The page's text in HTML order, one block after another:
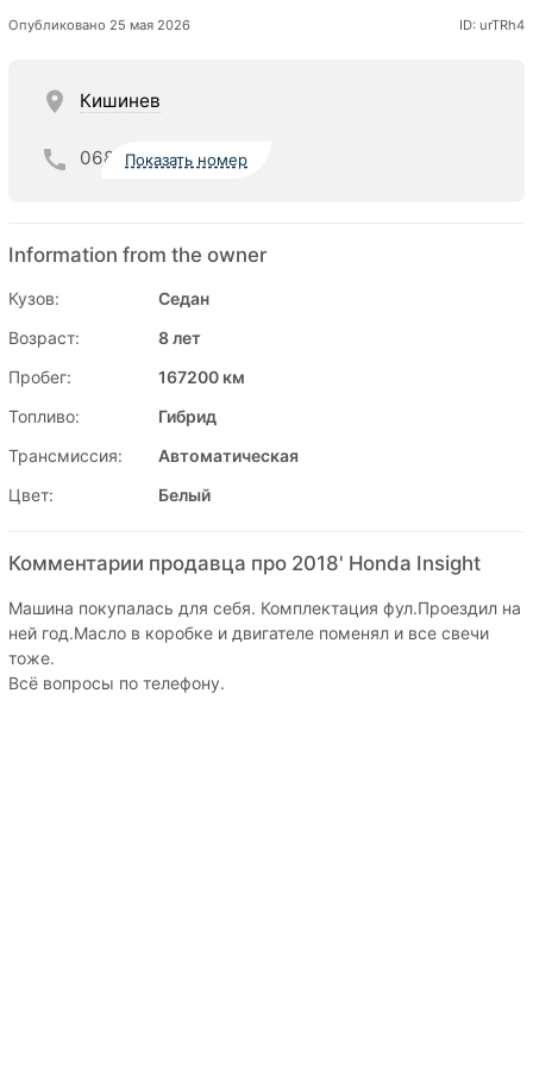
Опубликовано 25 мая 2026 ID: urTRh4
Кишинев
068 Показать номер
Information from the owner
Кузов:
Седан
Возраст:
8 лет
Пробег:
167200 км
Топливо:
Гибрид
Трансмиссия:
Автоматическая
Цвет:
Белый
Комментарии продавца про 2018' Honda Insight
Машина покупалась для себя. Комплектация фул.Проездил на
ней год.Масло в коробке и двигателе поменял и все свечи
тоже.
Всё вопросы по телефону.